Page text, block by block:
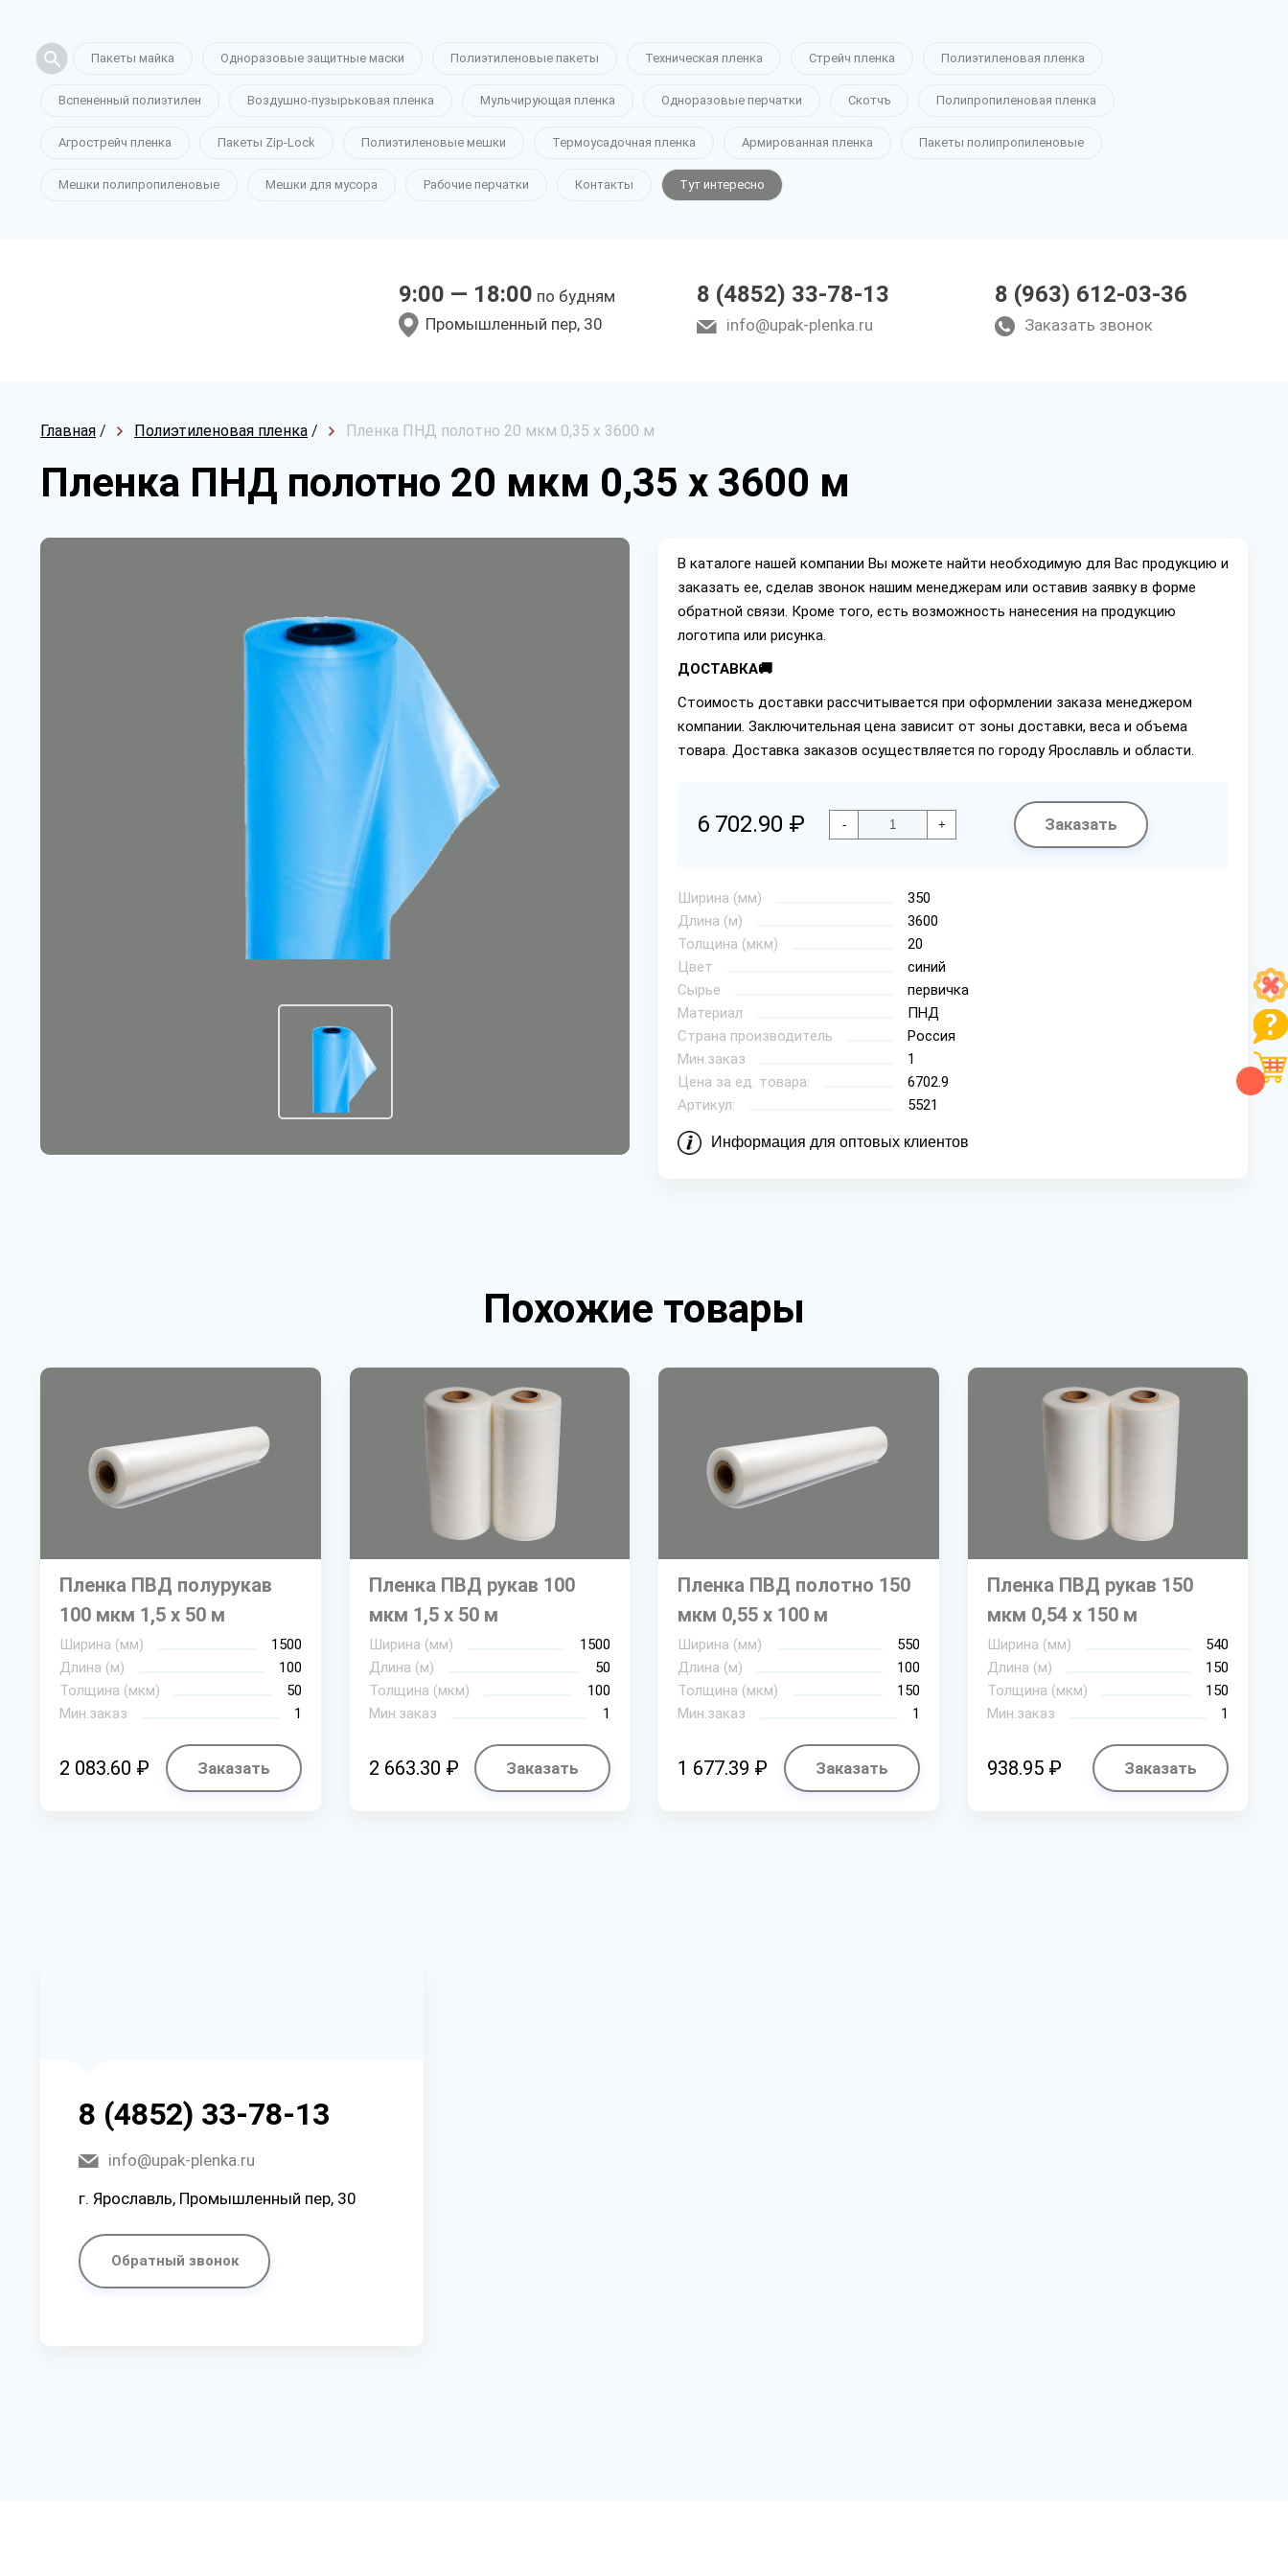
Пакеты майка Одноразовые защитные маски Полиэтиленовые пакеты Техническая пленка Стрейч пленка Полиэтиленовая пленка
Вспененный полиэтилен Воздушно-пузырьковая пленка Мульчирующая пленка Одноразовые перчатки Скотчъ Полипропиленовая пленка
Агрострейч пленка Пакеты Zip-Lock Полиэтиленовые мешки Термоусадочная пленка Армированная пленка Пакеты полипропиленовые
Мешки полипропиленовые Мешки для мусора Рабочие перчатки Контакты Тут интересно
9:00 — 18:00 по будням
Промышленный пер, 30
8 (4852) 33-78-13
info@upak-plenka.ru
8 (963) 612-03-36
Заказать звонок
Главная / Полиэтиленовая пленка / Пленка ПНД полотно 20 мкм 0,35 х 3600 м
Пленка ПНД полотно 20 мкм 0,35 х 3600 м
В каталоге нашей компании Вы можете найти необходимую для Вас продукцию и
заказать ее, сделав звонок нашим менеджерам или оставив заявку в форме
обратной связи. Кроме того, есть возможность нанесения на продукцию
логотипа или рисунка.
ДОСТАВКА🚚
Стоимость доставки рассчитывается при оформлении заказа менеджером
компании. Заключительная цена зависит от зоны доставки, веса и объема
товара. Доставка заказов осуществляется по городу Ярославль и области.
6 702.90 ₽ - + Заказать
Ширина (мм)
350
Длина (м)
3600
Толщина (мкм)
20
Цвет
синий
Сырье
первичка
Материал
ПНД
Страна производитель
Россия
Мин.заказ
1
Цена за ед. товара:
6702.9
Артикул:
5521
Информация для оптовых клиентов
Похожие товары
Пленка ПВД полурукав
100 мкм 1,5 х 50 м
Ширина (мм)
1500
Длина (м)
100
Толщина (мкм)
50
Мин.заказ
1
2 083.60 ₽ Заказать
Пленка ПВД рукав 100
мкм 1,5 х 50 м
Ширина (мм)
1500
Длина (м)
50
Толщина (мкм)
100
Мин.заказ
1
2 663.30 ₽ Заказать
Пленка ПВД полотно 150
мкм 0,55 х 100 м
Ширина (мм)
550
Длина (м)
100
Толщина (мкм)
150
Мин.заказ
1
1 677.39 ₽ Заказать
Пленка ПВД рукав 150
мкм 0,54 х 150 м
Ширина (мм)
540
Длина (м)
150
Толщина (мкм)
150
Мин.заказ
1
938.95 ₽ Заказать
8 (4852) 33-78-13
info@upak-plenka.ru
г. Ярославль, Промышленный пер, 30
Обратный звонок